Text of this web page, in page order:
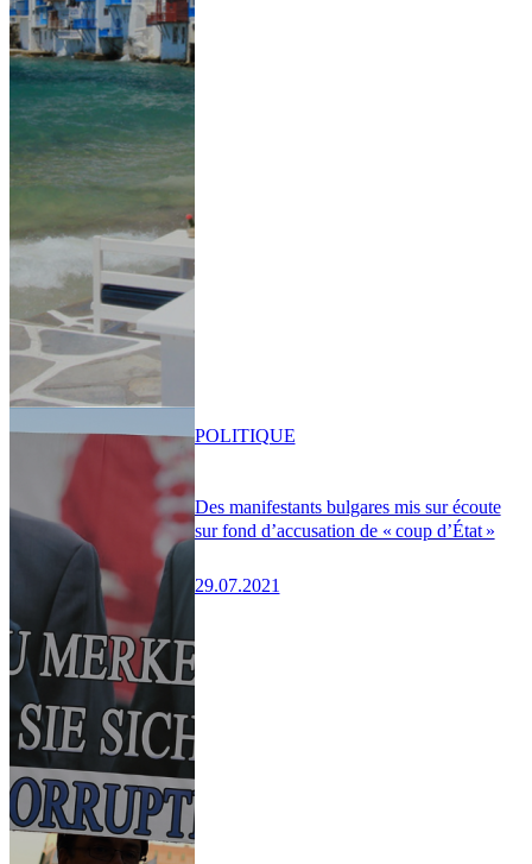
Des manifestants bulgares mis sur écoute
sur fond d’accusation de « coup d’État »
29.07.2021
POLITIQUE